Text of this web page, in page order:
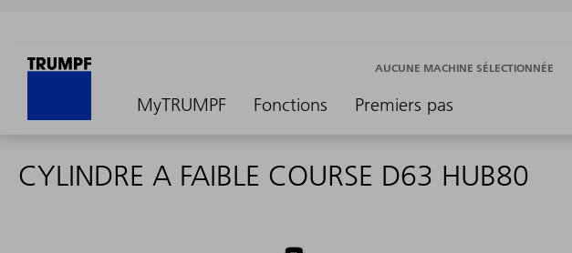
MyTRUMPF Fonctions Premiers pas
AUCUNE MACHINE SÉLECTIONNÉE
CYLINDRE A FAIBLE COURSE D63 HUB80